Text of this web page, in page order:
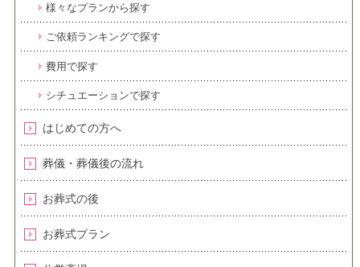
様々なプランから探す
ご依頼ランキングで探す
費用で探す
シチュエーションで探す
はじめての方へ
葬儀・葬儀後の流れ
お葬式の後
お葬式プラン